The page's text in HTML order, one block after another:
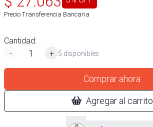
Precio Transferencia Bancaria
Cantidad:
-
+ 5 disponibles
Comprar ahora
Agregar al carrito